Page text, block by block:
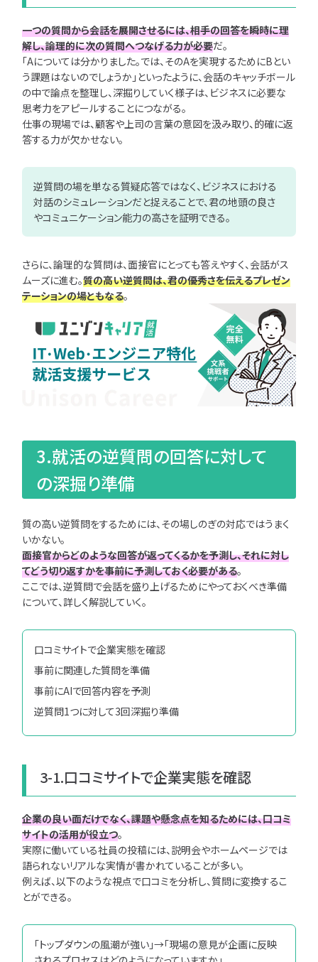
一つの質問から会話を展開させるには、相手の回答を瞬時に理
解し、論理的に次の質問へつなげる力が必要だ。
「Aについては分かりました。では、そのAを実現するためにBとい
う課題はないのでしょうか」といったように、会話のキャッチボール
の中で論点を整理し、深掘りしていく様子は、ビジネスに必要な
思考力をアピールすることにつながる。
仕事の現場では、顧客や上司の言葉の意図を汲み取り、的確に返
答する力が欠かせない。
逆質問の場を単なる質疑応答ではなく、ビジネスにおける
対話のシミュレーションだと捉えることで、君の地頭の良さ
やコミュニケーション能力の高さを証明できる。
さらに、論理的な質問は、面接官にとっても答えやすく、会話がス
ムーズに進む。質の高い逆質問は、君の優秀さを伝えるプレゼン
テーションの場ともなる。
3.就活の逆質問の回答に対して
の深掘り準備
質の高い逆質問をするためには、その場しのぎの対応ではうまく
いかない。
面接官からどのような回答が返ってくるかを予測し、それに対し
てどう切り返すかを事前に予測しておく必要がある。
ここでは、逆質問で会話を盛り上げるためにやっておくべき準備
について、詳しく解説していく。
口コミサイトで企業実態を確認
事前に関連した質問を準備
事前にAIで回答内容を予測
逆質問1つに対して3回深掘り準備
3-1.口コミサイトで企業実態を確認
企業の良い面だけでなく、課題や懸念点を知るためには、口コミ
サイトの活用が役立つ。
実際に働いている社員の投稿には、説明会やホームページでは
語られないリアルな実情が書かれていることが多い。
例えば、以下のような視点で口コミを分析し、質問に変換するこ
とができる。
「トップダウンの風潮が強い」→「現場の意見が企画に反映